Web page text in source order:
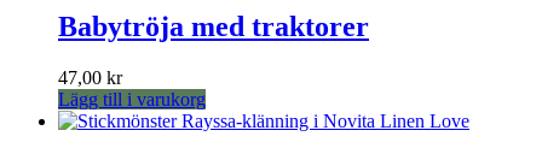
väljas
på
har
flera
olika
alternativen
Babytröja med traktorer
47,00 kr
Lägg till i varukorg